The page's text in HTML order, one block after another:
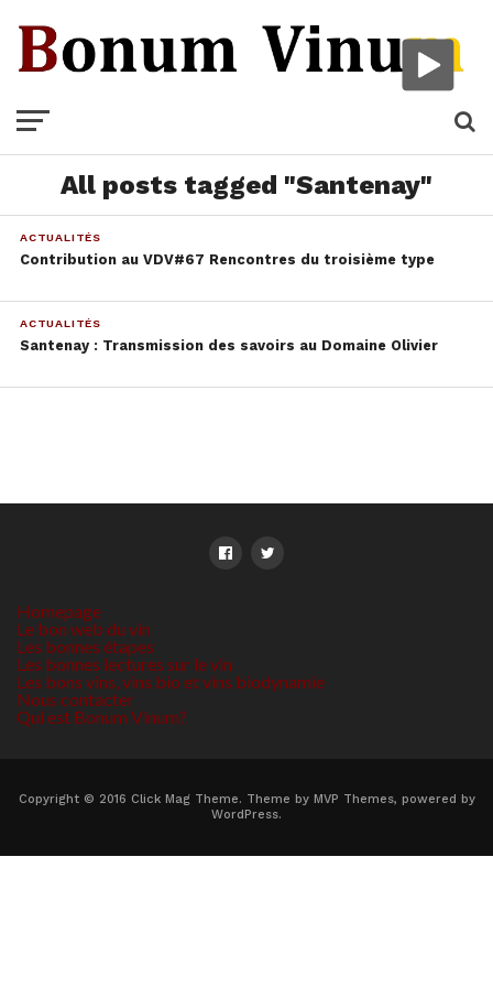
All posts tagged "Santenay"
ACTUALITÉS
Contribution au VDV#67 Rencontres du troisième type
ACTUALITÉS
Santenay : Transmission des savoirs au Domaine Olivier
Homepage
Le bon web du vin
Les bonnes étapes
Les bonnes lectures sur le vin
Les bons vins, vins bio et vins biodynamie
Nous contacter
Qui est Bonum Vinum?
Copyright © 2016 Click Mag Theme. Theme by MVP Themes, powered by
WordPress.